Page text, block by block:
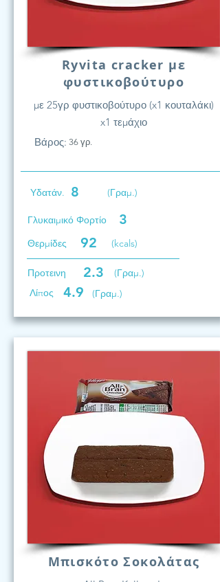
Ryvita cracker με
φυστικοβούτυρο
με 25γρ φυστικοβούτυρο (x1 κουταλάκι)
x1 τεμάχιο
Βάρος: 36 γρ.
Υδατάν. 8 (Γραμ.)
Γλυκαιμικό Φορτίο 3
Θερμίδες 92 (kcals)
Προτεινη 2.3
(Γραμ.)
Λίπος
4.9 (Γραμ.)
Μπισκότο Σοκολάτας